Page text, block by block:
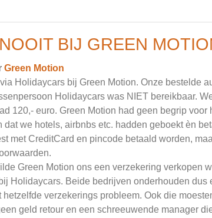
BIJ GREEN
Green Motion
Holidaycars bij Green Motion. Onze bestelde
Holidaycars was NIET bereikbaar.
120,- euro. Green Motion had geen begrip
dat we hotels, airbnbs etc. hadden geboekt èn
met CreditCard en pincode betaald worden,
Green Motion ons een verzekering verkopen
Holidaycars. Beide bedrijven onderhouden dus
hetzelfde verzekerings probleem. Ook die
geld retour en een schreeuwende manager